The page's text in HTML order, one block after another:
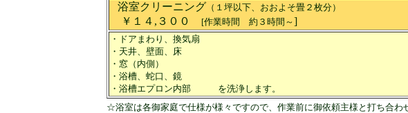
浴室クリーニング （１坪以下、おおよそ畳２枚分）
￥１４,３００ [作業時間 約３時間～]
・ドアまわり、換気扇
・天井、壁面、床
・窓（内側）
・浴槽、蛇口、鏡
・浴槽エプロン内部 を洗浄します。
☆浴室は各御家庭で仕様が様々ですので、作業前に御依頼主様と打ち合わ